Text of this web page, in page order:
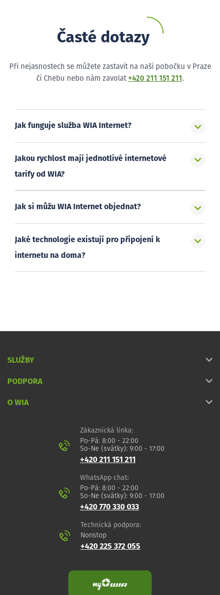
Časté dotazy
Při nejasnostech se můžete zastavit na naši pobočku v Praze
či Chebu nebo nám zavolat +420 211 151 211 .
Jak funguje služba WIA Internet?
Jakou rychlost mají jednotlivé internetové
tarify od WIA?
Jak si můžu WIA Internet objednat?
Jaké technologie existují pro připojení k
internetu na doma?
SLUŽBY
PODPORA
O WIA
Zákaznická linka:
Po-Pá: 8:00 - 22:00
So-Ne (svátky): 9:00 - 17:00
+420 211 151 211
WhatsApp chat:
Po-Pá: 8:00 - 22:00
So-Ne (svátky): 9:00 - 17:00
+420 770 330 033
Technická podpora:
Nonstop
+420 225 372 055